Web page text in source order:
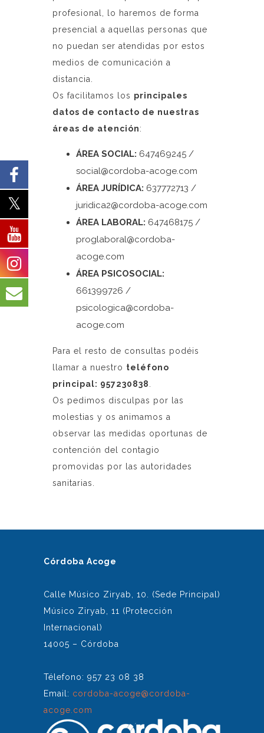
profesional, lo haremos de forma
presencial a aquellas personas que
no puedan ser atendidas por estos
medios de comunicación a
distancia.
Os facilitamos los principales
datos de contacto de nuestras
áreas de atención:
ÁREA SOCIAL: 647469245 /
social@cordoba-acoge.com
ÁREA JURÍDICA: 637772713 /
juridica2@cordoba-acoge.com
ÁREA LABORAL: 647468175 /
proglaboral@cordoba-
acoge.com
ÁREA PSICOSOCIAL:
661399726 /
psicologica@cordoba-
acoge.com
Para el resto de consultas podéis
llamar a nuestro teléfono
principal: 957230838
Os pedimos disculpas por las
molestias y os animamos a
observar las medidas oportunas de
contención del contagio
promovidas por las autoridades
sanitarias.
Córdoba Acoge
Calle Músico Ziryab, 10. (Sede Principal)
Músico Ziryab, 11 (Protección
Internacional)
14005 – Córdoba
Télefono: 957 23 08 38
Email: cordoba-acoge@cordoba-
acoge.com